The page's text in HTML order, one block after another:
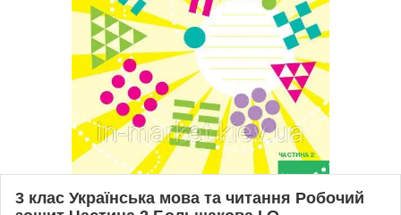
3 клас Українська мова та читання Робочий